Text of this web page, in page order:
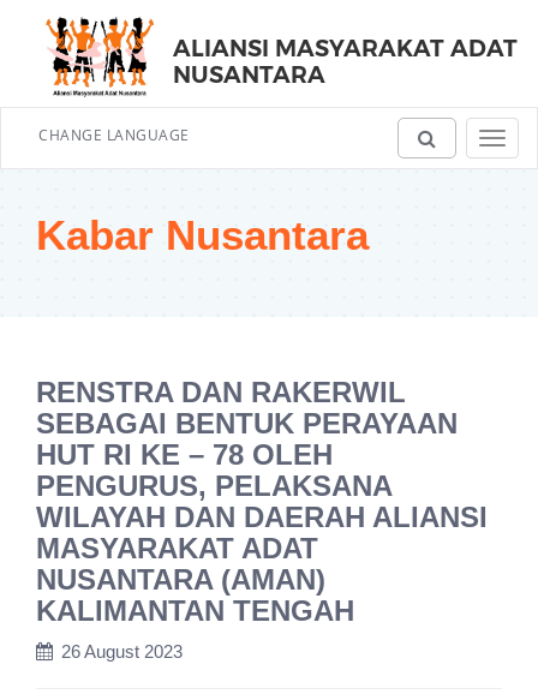
ALIANSI MASYARAKAT ADAT
NUSANTARA
CHANGE LANGUAGE
Kabar Nusantara
RENSTRA DAN RAKERWIL
SEBAGAI BENTUK PERAYAAN
HUT RI KE – 78 OLEH
PENGURUS, PELAKSANA
WILAYAH DAN DAERAH ALIANSI
MASYARAKAT ADAT
NUSANTARA (AMAN)
KALIMANTAN TENGAH
26 August 2023